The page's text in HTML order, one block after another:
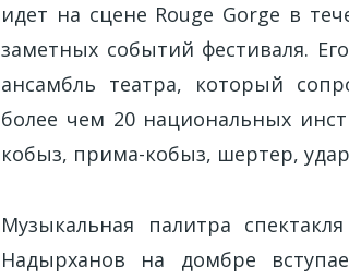
идет на сцене Rouge Gorge в
заметных событий фестиваля.
ансамбль театра, который
более чем 20 национальных
кобыз, прима-кобыз, шертер,
Музыкальная палитра
Надырханов на домбре